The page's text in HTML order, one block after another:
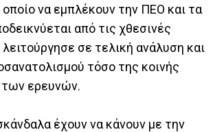
να εμπλέκουν την ΠΕΟ και τα
από τις χθεσινές
λειτούργησε σε τελική ανάλυση και
τόσο της κοινής
ερευνών.
έχουν να κάνουν με την